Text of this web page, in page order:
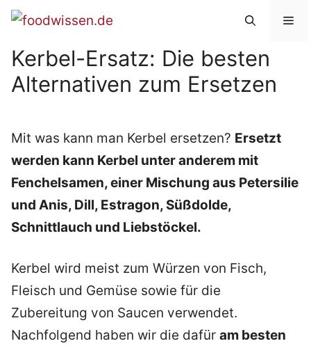
Zum
springen
Kerbel-Ersatz: Die besten
Alternativen zum Ersetzen
Mit was kann man Kerbel ersetzen? Ersetzt
werden kann Kerbel unter anderem mit
Fenchelsamen, einer Mischung aus Petersilie
und Anis, Dill, Estragon, Süßdolde,
Schnittlauch und Liebstöckel.
Kerbel wird meist zum Würzen von Fisch,
Fleisch und Gemüse sowie für die
Zubereitung von Saucen verwendet.
Nachfolgend haben wir die dafür am besten